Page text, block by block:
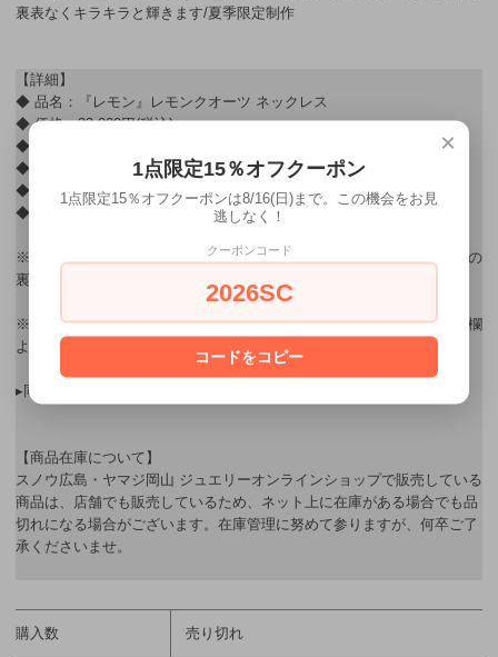
裏表なくキラキラと輝きます/夏季限定制作
【詳細】
◆ 品名：『レモン』レモンクオーツ ネックレス
◆ 価格：33,000円(税込)
◆ 素材：K10イエローゴールド
◆ 宝石：レモンクォーツ(6×10㎜),淡水真珠,ペリドット
◆ 寸法：トップ縦20㎜
◆ チェーン長さ：40㎝
※ 珍しいレモン型の宝石はレモンクオーツのブリオレットです。宝石の
裏表なくキラキラと輝きます/夏季限定制作
※ ギフト用ラッピングをご希望されるお客様はご購入後、連絡・通信欄
よりお申し込み下さい。
▸同シリーズのネックレスはこちら→
【商品在庫について】
スノウ広島・ヤマジ岡山 ジュエリーオンラインショップで販売している
商品は、店舗でも販売しているため、ネット上に在庫がある場合でも品
切れになる場合がございます。在庫管理に努めて参りますが、何卒ご了
承くださいませ。
購入数 売り切れ
×
1点限定15％オフクーポン
1点限定15％オフクーポンは8/16(日)まで。この機会をお見
逃しなく！
クーポンコード
2026SC
コードをコピー